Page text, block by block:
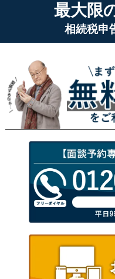
最大限
相続税申